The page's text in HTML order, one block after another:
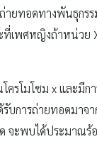
ายทอดทางพันธุกร
เพศหญิงถ้าหน่ว
รโมโซม x และมีก
บการถ่ายทอดมา
พบได้ประมาณร้